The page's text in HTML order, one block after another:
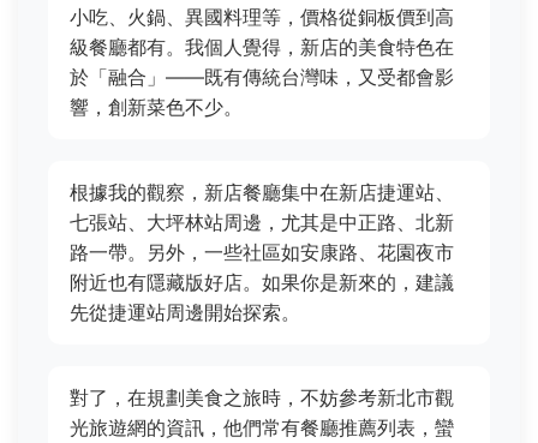
小吃、火鍋、異國料理等，價格從銅板價到高
級餐廳都有。我個人覺得，新店的美食特色在
於「融合」——既有傳統台灣味，又受都會影
響，創新菜色不少。
根據我的觀察，新店餐廳集中在新店捷運站、
七張站、大坪林站周邊，尤其是中正路、北新
路一帶。另外，一些社區如安康路、花園夜市
附近也有隱藏版好店。如果你是新來的，建議
先從捷運站周邊開始探索。
對了，在規劃美食之旅時，不妨參考新北市觀
光旅遊網的資訊，他們常有餐廳推薦列表，蠻